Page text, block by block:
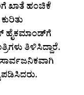
ಖಾತೆ ಹಂಚಿಕೆ
ಹೈಕಮಾಂಡ್‌ಗೆ
ತಿಳಿಸಿದ್ದಾರೆ.